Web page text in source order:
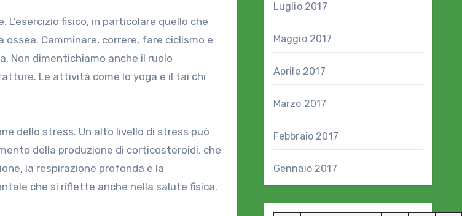
fisico, in particolare quello che
Camminare, correre, fare ciclismo e
Non dimentichiamo anche il ruolo
Le attività come lo yoga e il tai chi
dello stress. Un alto livello di stress può
della produzione di corticosteroidi, che
la respirazione profonda e la
che si riflette anche nella salute fisica.
Luglio 2017
Maggio 2017
Aprile 2017
Marzo 2017
Febbraio 2017
Gennaio 2017